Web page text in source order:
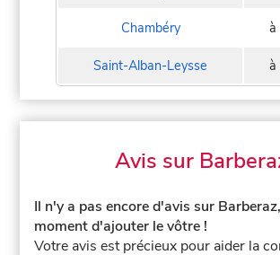
Chambéry à
Saint-Alban-Leysse à
Avis sur
Il n'y a pas encore d'avis sur
moment d'ajouter le vôtre !
Votre avis est précieux pour aider la